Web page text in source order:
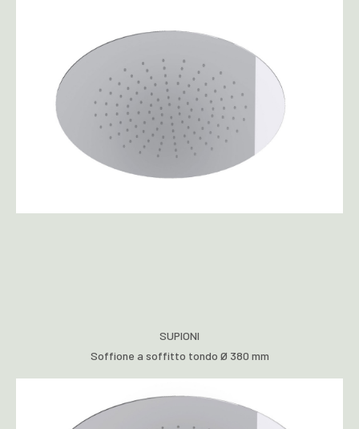
SUPIONI
Soffione a soffitto tondo Ø 380 mm